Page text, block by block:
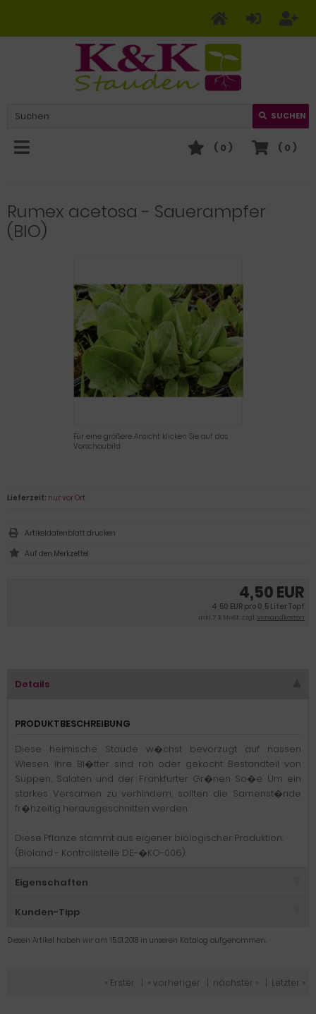
SUCHEN
( 0 )
( 0 )
Rumex acetosa - Sauerampfer
(BIO)
Für eine größere Ansicht klicken Sie auf das
Vorschaubild
4,50 EUR
4,50 EUR pro 0,5 Liter Topf
inkl. 7 % MwSt. zzgl.Versandkosten
Lieferzeit: nur vor Ort
Artikeldatenblatt drucken
Details
PRODUKTBESCHREIBUNG
Diese heimische Staude w�chst bevorzugt auf nassen
Wiesen. Ihre Bl�tter sind roh oder gekocht Bestandteil von
Suppen, Salaten und der Frankfurter Gr�nen So�e. Um ein
starkes Versamen zu verhindern, sollten die Samenst�nde
fr�hzeitig herausgeschnitten werden.
Diese Pflanze stammt aus eigener biologischer Produktion.
(Bioland - Kontrollstelle DE-�KO-006).
Eigenschaften
Kunden-Tipp
Diesen Artikel haben wir am 15.01.2018 in unseren Katalog aufgenommen.
« Erster « vorheriger nächster » Letzter »